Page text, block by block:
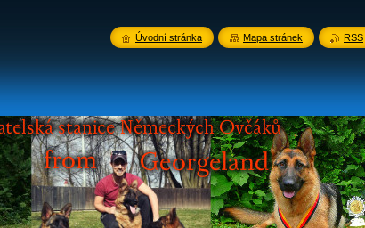
Úvodní stránka Mapa stránek RSS